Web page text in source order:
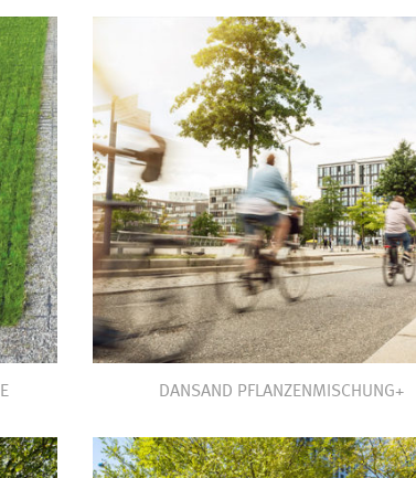
DANSAND PFLANZENMISCHUNG+